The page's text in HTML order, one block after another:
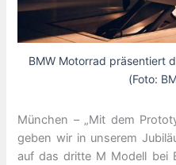
BMW Motorrad präsentiert
(Foto:
München – „Mit dem
geben wir in unserem
auf das dritte M Modell bei